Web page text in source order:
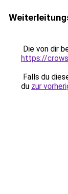
Die von dir
https://
Falls du
du zur